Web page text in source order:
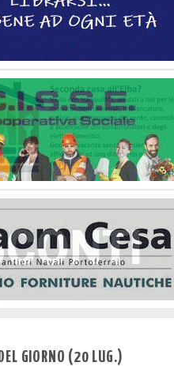
GIORNO (20 LUG.)